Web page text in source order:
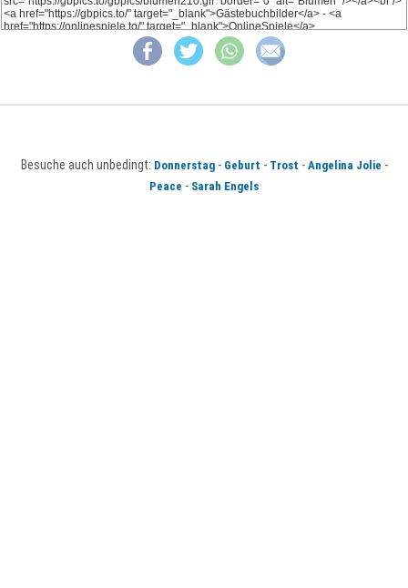
Besuche auch unbedingt: Donnerstag- Geburt - Trost - Angelina Jolie -
Peace - Sarah Engels